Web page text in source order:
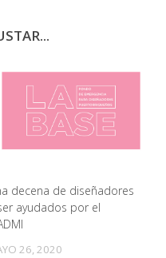
decena de diseñadores
ayudados por el
26, 2020